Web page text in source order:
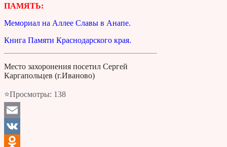
ПАМЯТЬ:
Мемориал на Аллее Славы в Анапе.
Книга Памяти Краснодарского края.
Место захоронения посетил Сергей
Каргапольцев (г.Иваново)
⭐Просмотры: 138
Email
VK